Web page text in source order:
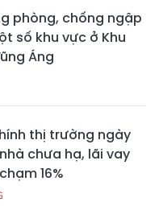
phòng, chống ngập
số khu vực ở Khu
Áng
thị trường ngày
chưa hạ, lãi vay
16%